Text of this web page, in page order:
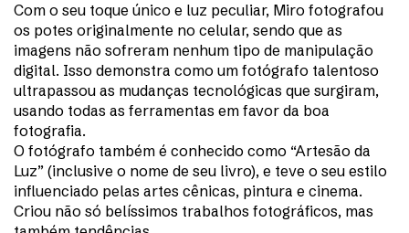
Com o seu toque único e luz peculiar, Miro fotografou
os potes originalmente no celular, sendo que as
imagens não sofreram nenhum tipo de manipulação
digital. Isso demonstra como um fotógrafo talentoso
ultrapassou as mudanças tecnológicas que surgiram,
usando todas as ferramentas em favor da boa
fotografia.
O fotógrafo também é conhecido como “Artesão da
Luz” (inclusive o nome de seu livro), e teve o seu estilo
influenciado pelas artes cênicas, pintura e cinema.
Criou não só belíssimos trabalhos fotográficos, mas